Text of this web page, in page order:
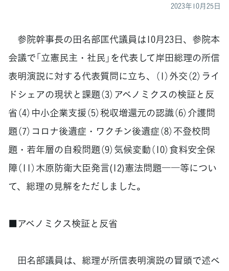
2023年10月25日
参院幹事長の田名部匡代議員は10月23日、参院本
会議で「立憲民主・社民」を代表して岸田総理の所信
表明演説に対する代表質問に立ち、（1）外交（2）ライ
ドシェアの現状と課題（3）アベノミクスの検証と反
省（4）中小企業支援（5）税収増還元の認識（6）介護問
題（7）コロナ後遺症・ワクチン後遺症（8）不登校問
題・若年層の自殺問題（9）気候変動（10）食料安全保
障（11）木原防衛大臣発言(12)憲法問題――等につい
て、総理の見解をただしました。
■アベノミクス検証と反省
田名部議員は、総理が所信表明演説の冒頭で述べ